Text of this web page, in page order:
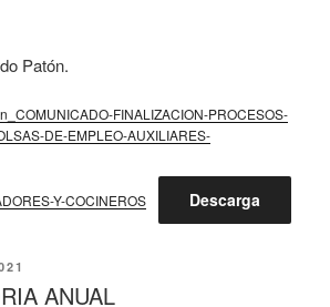
Patón.
FINALIZACION-PROCESOS-
DE-EMPLEO-AUXILIARES-
Y-COCINEROS Descarga
ANUAL